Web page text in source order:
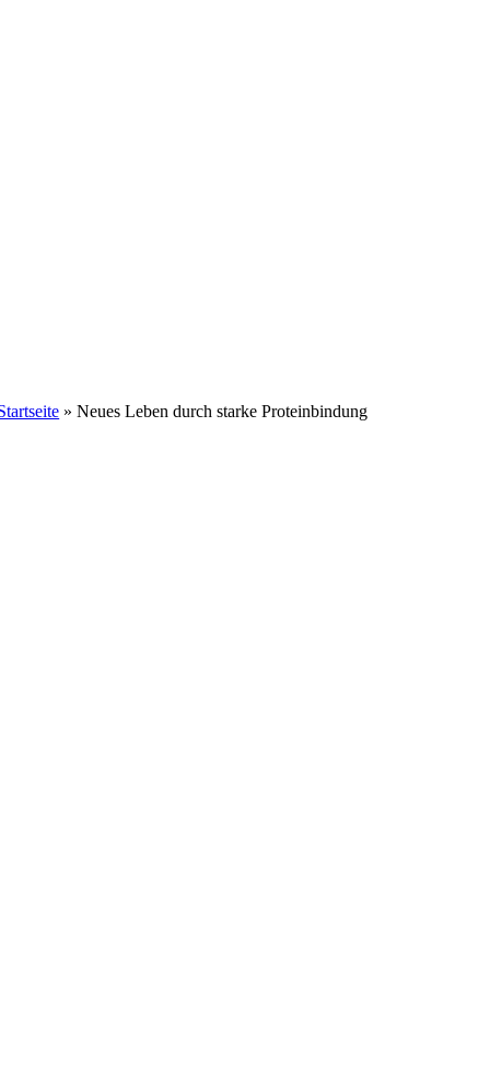
»Neues Leben durch starke Proteinbindung